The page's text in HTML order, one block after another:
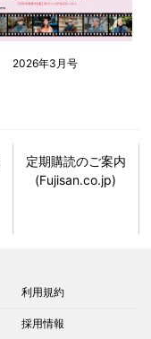
2026年3月号
定期購読のご案内
(Fujisan.co.jp)
利用規約
採用情報